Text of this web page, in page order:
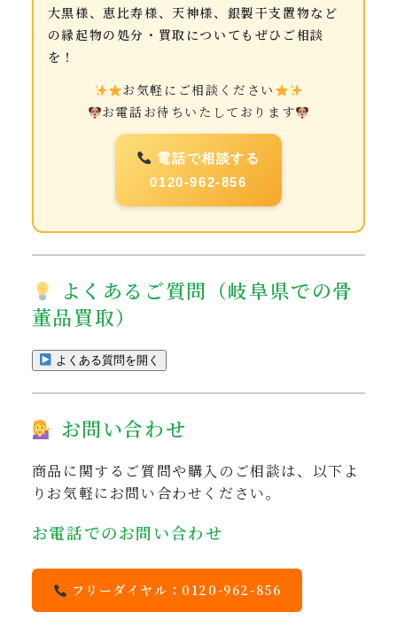
大黒様、恵比寿様、天神様、銀製干支置物など
の縁起物の処分・買取についてもぜひご相談
を！
お気軽にご相談ください
お電話お待ちいたしております
電話で相談する
0120-962-856
よくあるご質問（岐阜県での骨
董品買取）
よくある質問を開く
お問い合わせ
商品に関するご質問や購入のご相談は、以下よ
りお気軽にお問い合わせください。
お電話でのお問い合わせ
フリーダイヤル：0120-962-856